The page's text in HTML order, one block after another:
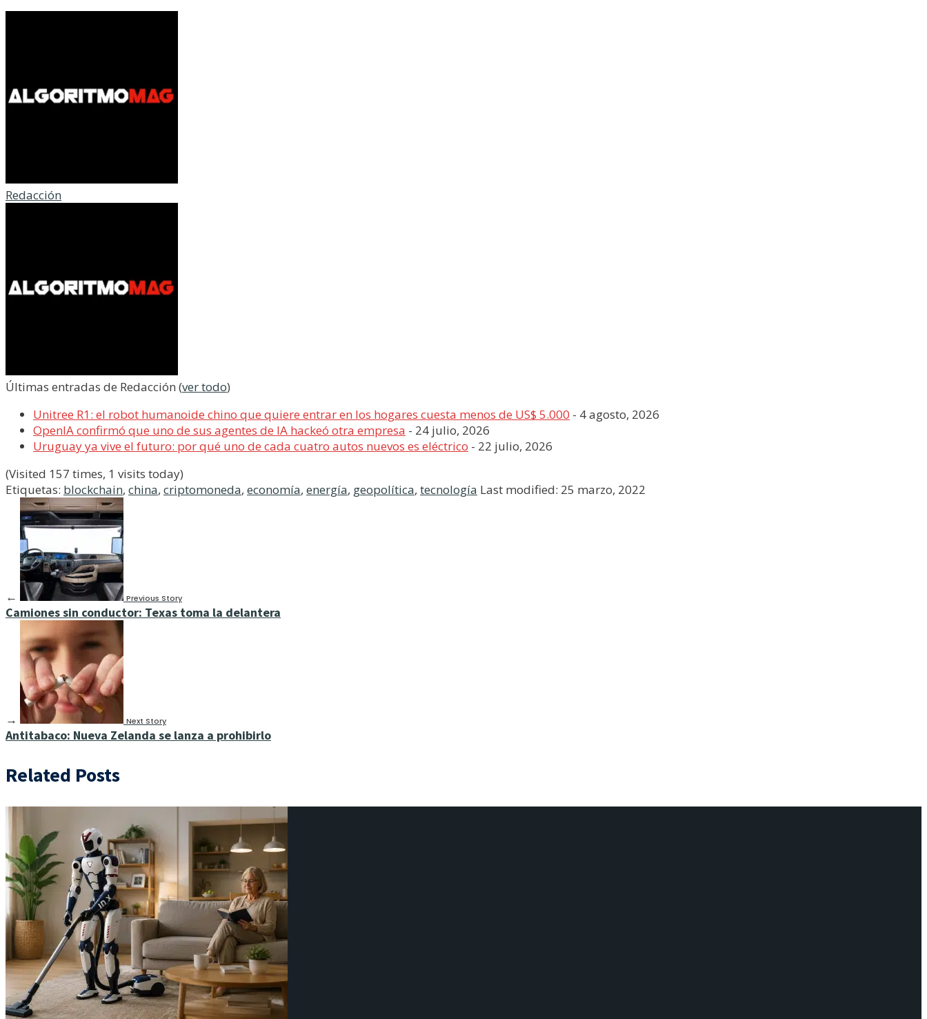
Redacción
Últimas entradas de Redacción (ver todo)
Unitree R1: el robot humanoide chino que quiere entrar en los hogares cuesta menos de US$ 5.000 - 4 agosto, 2026
OpenIA confirmó que uno de sus agentes de IA hackeó otra empresa - 24 julio, 2026
Uruguay ya vive el futuro: por qué uno de cada cuatro autos nuevos es eléctrico - 22 julio, 2026
(Visited 157 times, 1 visits today)
Etiquetas: blockchain, china, criptomoneda, economía, energía, geopolítica, tecnología Last modified: 25 marzo, 2022
← Previous Story
Camiones sin conductor: Texas toma la delantera
→ Next Story
Antitabaco: Nueva Zelanda se lanza a prohibirlo
Related Posts